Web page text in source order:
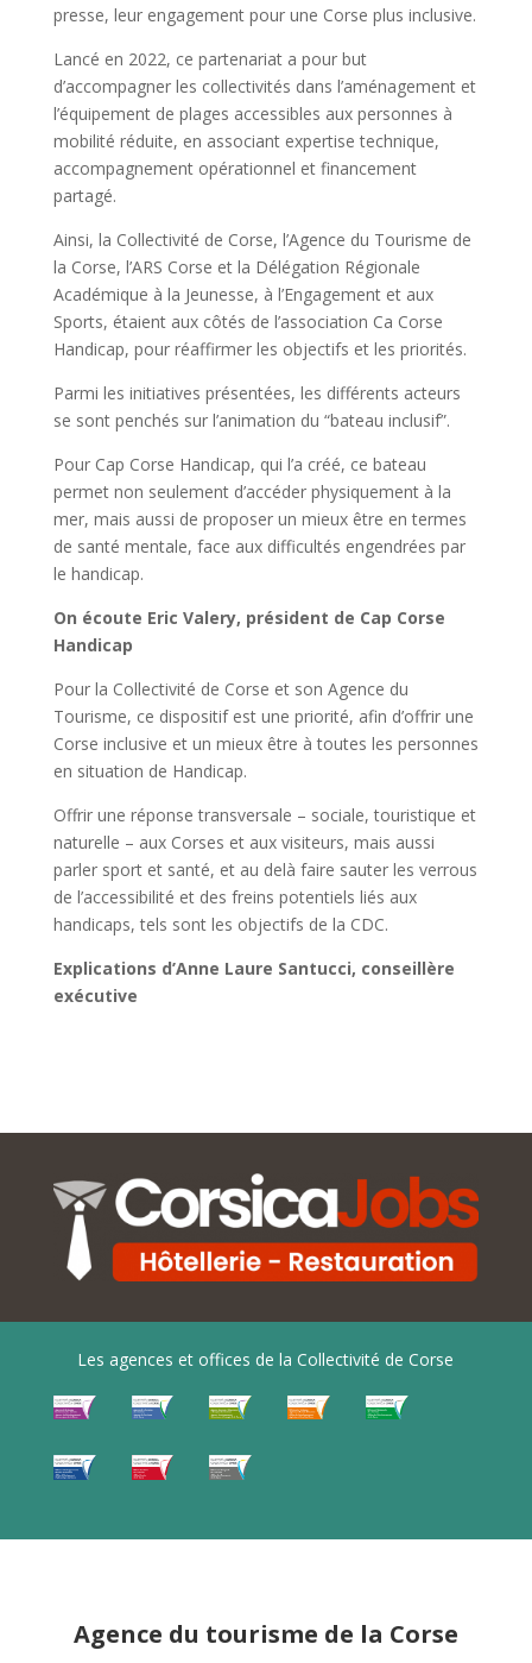
presse, leur engagement pour une Corse plus inclusive.
Lancé en 2022, ce partenariat a pour but
d’accompagner les collectivités dans l’aménagement et
l’équipement de plages accessibles aux personnes à
mobilité réduite, en associant expertise technique,
accompagnement opérationnel et financement
partagé.
Ainsi, la Collectivité de Corse, l’Agence du Tourisme de
la Corse, l’ARS Corse et la Délégation Régionale
Académique à la Jeunesse, à l’Engagement et aux
Sports, étaient aux côtés de l’association Ca Corse
Handicap, pour réaffirmer les objectifs et les priorités.
Parmi les initiatives présentées, les différents acteurs
se sont penchés sur l’animation du “bateau inclusif”.
Pour Cap Corse Handicap, qui l’a créé, ce bateau
permet non seulement d’accéder physiquement à la
mer, mais aussi de proposer un mieux être en termes
de santé mentale, face aux difficultés engendrées par
le handicap.
On écoute Eric Valery, président de Cap Corse
Handicap
Pour la Collectivité de Corse et son Agence du
Tourisme, ce dispositif est une priorité, afin d’offrir une
Corse inclusive et un mieux être à toutes les personnes
en situation de Handicap.
Offrir une réponse transversale – sociale, touristique et
naturelle – aux Corses et aux visiteurs, mais aussi
parler sport et santé, et au delà faire sauter les verrous
de l’accessibilité et des freins potentiels liés aux
handicaps, tels sont les objectifs de la CDC.
Explications d’Anne Laure Santucci, conseillère
exécutive
Les agences et offices de la Collectivité de Corse
Agence du tourisme de la Corse